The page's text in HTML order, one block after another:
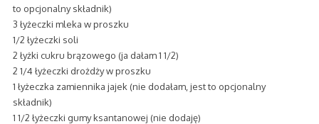
to opcjonalny składnik)
3 łyżeczki mleka w proszku
1/2 łyżeczki soli
2 łyżki cukru brązowego (ja dałam 1 1/2)
2 1/4 łyżeczki drożdży w proszku
1 łyżeczka zamiennika jajek (nie dodałam, jest to opcjonalny
składnik)
1 1/2 łyżeczki gumy ksantanowej (nie dodaję)